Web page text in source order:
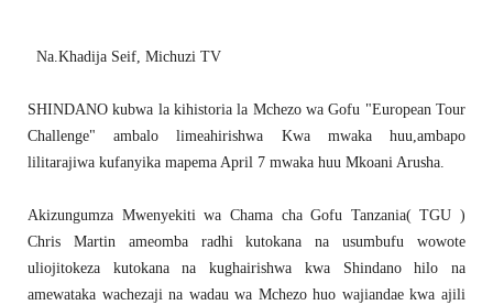
Na.Khadija Seif, Michuzi TV
SHINDANO kubwa la kihistoria la Mchezo wa Gofu "European Tour
Challenge" ambalo limeahirishwa Kwa mwaka huu,ambapo
lilitarajiwa kufanyika mapema April 7 mwaka huu Mkoani Arusha.
Akizungumza Mwenyekiti wa Chama cha Gofu Tanzania( TGU )
Chris Martin ameomba radhi kutokana na usumbufu wowote
uliojitokeza kutokana na kughairishwa kwa Shindano hilo na
amewataka wachezaji na wadau wa Mchezo huo wajiandae kwa ajili